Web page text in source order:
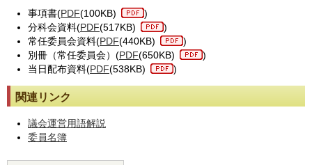
事項書(PDF(100KB)
)
分科会資料(PDF(517KB)
)
常任委員会資料(PDF(440KB)
)
別冊（常任委員会）(PDF(650KB)
)
当日配布資料(PDF(538KB) )
関連リンク
議会運営用語解説
委員名簿